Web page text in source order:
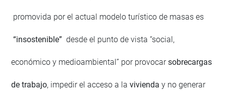
promovida por el actual modelo turístico de masas es
“insostenible” desde el punto de vista “social,
económico y medioambiental” por provocarsobrecargas
de trabajo, impedir el acceso a lavivienday no generar